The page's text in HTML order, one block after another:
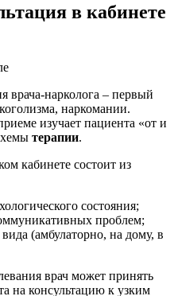
в кабинете
врача-нарколога – первый
наркомании.
изучает пациента «от и
терапии.
кабинете состоит из
состояния;
проблем;
(амбулаторно, на дому, в
врач может принять
на консультацию к узким